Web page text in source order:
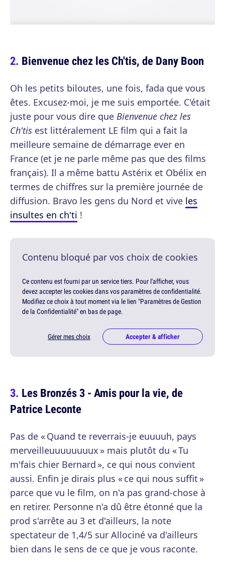
Bienvenue chez les Ch'tis, de Dany Boon
Oh les petits biloutes, une fois, fada que vous
êtes. Excusez-moi, je me suis emportée. C'était
juste pour vous dire que Bienvenue chez les
Ch'tis est littéralement LE film qui a fait la
meilleure semaine de démarrage ever en
France (et je ne parle même pas que des films
français). Il a même battu Astérix et Obélix en
termes de chiffres sur la première journée de
diffusion. Bravo les gens du Nord et vive les
insultes en ch'ti !
Contenu bloqué par vos choix de cookies
Ce contenu est fourni par un service tiers. Pour l'afficher, vous
devez accepter les cookies dans vos paramètres de confidentialité.
Modifiez ce choix à tout moment via le lien "Paramètres de Gestion
de la Confidentialité" en bas de page.
Gérer mes choix Accepter & afficher
Les Bronzés 3 - Amis pour la vie, de
Patrice Leconte
Pas de « Quand te reverrais-je euuuuh, pays
merveilleuuuuuuuux » mais plutôt du « Tu
m'fais chier Bernard », ce qui nous convient
aussi. Enfin je dirais plus « ce qui nous suffit »
parce que vu le film, on n'a pas grand-chose à
en retirer. Personne n'a dû être étonné que la
prod s'arrête au 3 et d'ailleurs, la note
spectateur de 1,4/5 sur Allociné va d'ailleurs
bien dans le sens de ce que je vous raconte.